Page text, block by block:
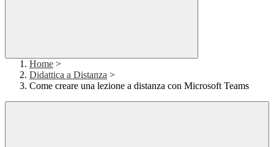
Home >
Didattica a Distanza >
Come creare una lezione a distanza con Microsoft Teams